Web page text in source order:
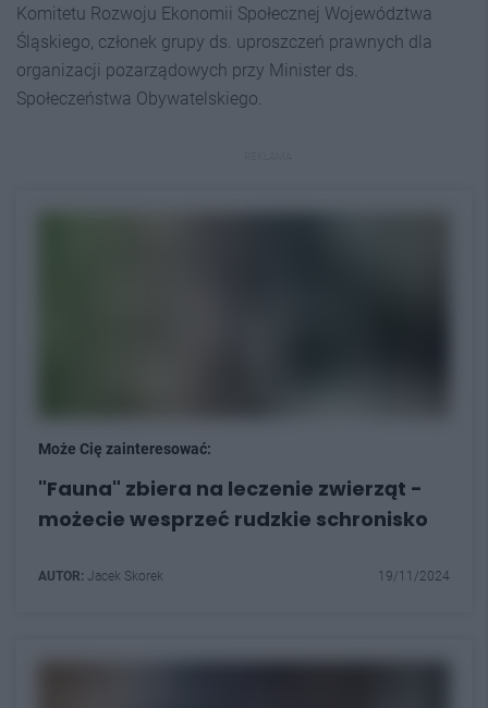
Komitetu Rozwoju Ekonomii Społecznej Województwa
Śląskiego, członek grupy ds. uproszczeń prawnych dla
organizacji pozarządowych przy Minister ds.
Społeczeństwa Obywatelskiego.
Może Cię zainteresować:
"Fauna" zbiera na leczenie zwierząt -
możecie wesprzeć rudzkie schronisko
AUTOR: Jacek Skorek 19/11/2024